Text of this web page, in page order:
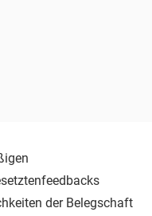
der Belegschaft